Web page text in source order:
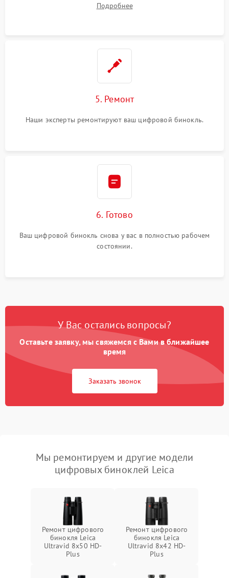
Подробнее
5. Ремонт
Наши эксперты ремонтируют ваш цифровой бинокль.
6. Готово
Ваш цифровой бинокль снова у вас в полностью рабочем
состоянии.
У Вас остались вопросы?
Оставьте заявку, мы свяжемся с Вами в ближайшее
время
Заказать звонок
Мы ремонтируем и другие модели
цифровых биноклей Leica
Ремонт цифрового
бинокля Leica
Ultravid 8x50 HD-
Plus
Ремонт цифрового
бинокля Leica
Ultravid 8x42 HD-
Plus